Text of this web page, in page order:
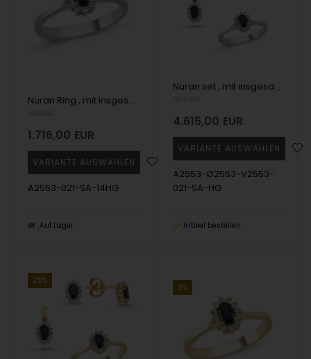
Nuran Ring , mit insgesamt 0,21 ct Wesselton SI
1.716,00 EUR
A2553-021-SA-14HG
Auf Lager
Nuran set , mit insgesamt 0,84 ct Wesselton SI
4.615,00 EUR
A2553-Ø2553-V2553-
021-SA-HG
Artikel bestellen
26%
8%